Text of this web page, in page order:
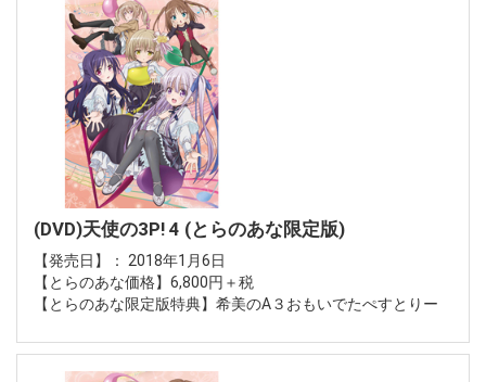
(DVD)天使の3P! 4 (とらのあな限定版)
【発売日】： 2018年1月6日
【とらのあな価格】6,800円＋税
【とらのあな限定版特典】希美のA３おもいでたぺすとりー